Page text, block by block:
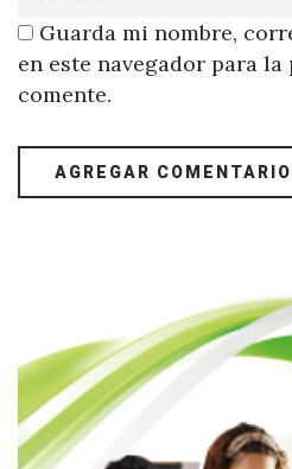
Guarda mi nombre,
en este navegador para la
comente.